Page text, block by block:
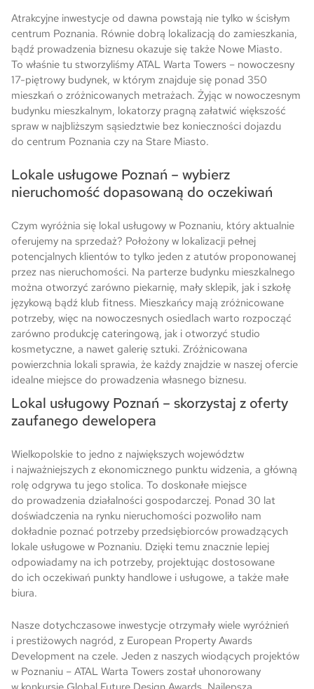
Atrakcyjne inwestycje od dawna powstają nie tylko w ścisłym
centrum Poznania. Równie dobrą lokalizacją do zamieszkania,
bądź prowadzenia biznesu okazuje się także Nowe Miasto.
To właśnie tu stworzyliśmy ATAL Warta Towers – nowoczesny
17-piętrowy budynek, w którym znajduje się ponad 350
mieszkań o zróżnicowanych metrażach. Żyjąc w nowoczesnym
budynku mieszkalnym, lokatorzy pragną załatwić większość
spraw w najbliższym sąsiedztwie bez konieczności dojazdu
do centrum Poznania czy na Stare Miasto.
Lokale usługowe Poznań – wybierz
nieruchomość dopasowaną do oczekiwań
Czym wyróżnia się lokal usługowy w Poznaniu, który aktualnie
oferujemy na sprzedaż? Położony w lokalizacji pełnej
potencjalnych klientów to tylko jeden z atutów proponowanej
przez nas nieruchomości. Na parterze budynku mieszkalnego
można otworzyć zarówno piekarnię, mały sklepik, jak i szkołę
językową bądź klub fitness. Mieszkańcy mają zróżnicowane
potrzeby, więc na nowoczesnych osiedlach warto rozpocząć
zarówno produkcję cateringową, jak i otworzyć studio
kosmetyczne, a nawet galerię sztuki. Zróżnicowana
powierzchnia lokali sprawia, że każdy znajdzie w naszej ofercie
idealne miejsce do prowadzenia własnego biznesu.
Lokal usługowy Poznań – skorzystaj z oferty
zaufanego dewelopera
Wielkopolskie to jedno z największych województw
i najważniejszych z ekonomicznego punktu widzenia, a główną
rolę odgrywa tu jego stolica. To doskonałe miejsce
do prowadzenia działalności gospodarczej. Ponad 30 lat
doświadczenia na rynku nieruchomości pozwoliło nam
dokładnie poznać potrzeby przedsiębiorców prowadzących
lokale usługowe w Poznaniu. Dzięki temu znacznie lepiej
odpowiadamy na ich potrzeby, projektując dostosowane
do ich oczekiwań punkty handlowe i usługowe, a także małe
biura.
Nasze dotychczasowe inwestycje otrzymały wiele wyróżnień
i prestiżowych nagród, z European Property Awards
Development na czele. Jeden z naszych wiodących projektów
w Poznaniu – ATAL Warta Towers został uhonorowany